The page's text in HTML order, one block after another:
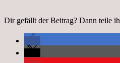
Dir gefällt der Beitrag? Dann teile